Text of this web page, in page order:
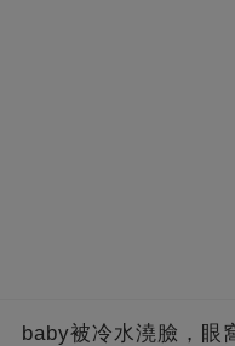
baby被冷水澆臉，眼